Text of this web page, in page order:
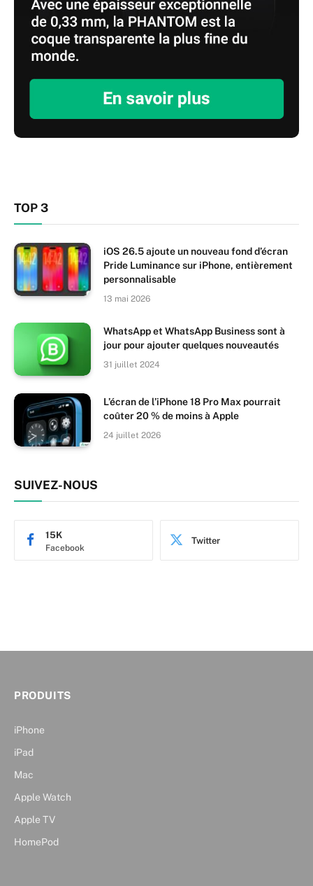
TOP 3
iOS 26.5 ajoute un nouveau fond d’écran
Pride Luminance sur iPhone, entièrement
personnalisable
13 mai 2026
WhatsApp et WhatsApp Business sont à
jour pour ajouter quelques nouveautés
31 juillet 2024
L’écran de l’iPhone 18 Pro Max pourrait
coûter 20 % de moins à Apple
24 juillet 2026
SUIVEZ-NOUS
Facebook
15K Twitter
PRODUITS
iPhone
iPad
Mac
Apple Watch
Apple TV
HomePod